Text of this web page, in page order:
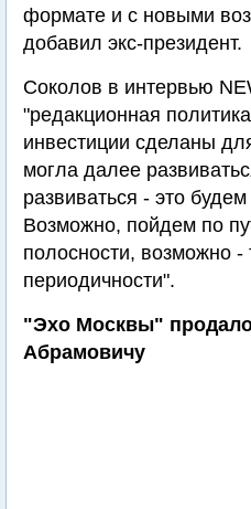
формате и с новыми
добавил экс-президент.
Соколов в интервью
"редакционная
инвестиции сделаны
могла далее
развиваться - это
Возможно, пойдем по
полосности, возможно
периодичности".
"Эхо Москвы"
Абрамовичу